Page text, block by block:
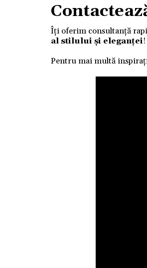
Îți oferim consultanță
al stilului și eleganței!
Pentru mai multă